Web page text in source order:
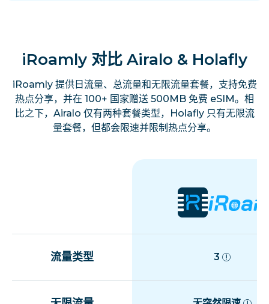
iRoamly 对比 Airalo & Holafly
iRoamly 提供日流量、总流量和无限流量套餐，支持免费
热点分享，并在 100+ 国家赠送 500MB 免费 eSIM。相
比之下，Airalo 仅有两种套餐类型，Holafly 只有无限流
量套餐，但都会限速并限制热点分享。
流量类型 3